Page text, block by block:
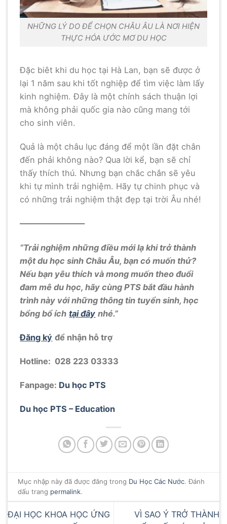
NHỮNG LÝ DO ĐỂ CHỌN CHÂU ÂU LÀ NƠI HIỆN
THỰC HÓA ƯỚC MƠ DU HỌC
Đặc biêt khi du học tại Hà Lan, bạn sẽ được ở
lại 1 năm sau khi tốt nghiệp để tìm việc làm lấy
kinh nghiệm. Đây là một chính sách thuận lợi
mà không phải quốc gia nào cũng mang tới
cho sinh viên.
Quả là một châu lục đáng để một lần đặt chân
đến phải không nào? Qua lời kể, bạn sẽ chỉ
thấy thích thú. Nhưng bạn chắc chắn sẽ yêu
khi tự mình trải nghiệm. Hãy tự chinh phục và
có những trải nghiệm thật đẹp tại trời Âu nhé!
————————
“Trải nghiệm những điều mới lạ khi trở thành
một du học sinh Châu Âu, bạn có muốn thử?
Nếu bạn yêu thích và mong muốn theo đuổi
đam mê du học, hãy cùng PTS bắt đầu hành
trình này với những thông tin tuyển sinh, học
bổng bổ ích tại đây nhé.”
Đăng ký để nhận hỗ trợ
Hotline: 028 223 03333
Fanpage: Du học PTS
Du học PTS – Education
Mục nhập này đã được đăng trong Du Học Các Nước. Đánh
dấu trang permalink.
ĐẠI HỌC KHOA HỌC ỨNG
VÌ SAO Ý TRỞ THÀNH